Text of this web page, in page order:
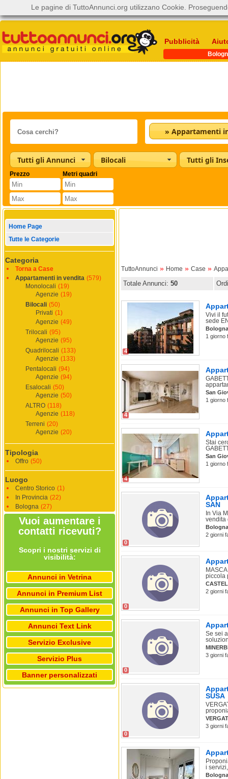
Pubblicità
Tutti gli Annunci Bilocali Tutti gli
Prezzo Metri quadri
Home Page
Tutte le Categorie
Categoria
Torna a Case
Appartamenti in vendita (579)
Monolocali (19)
Agenzie (19)
Bilocali (50)
Privati (1)
Agenzie (49)
Trilocali (95)
Agenzie (95)
Quadrilocali (133)
Agenzie (133)
Pentalocali (94)
Agenzie (94)
Esalocali (50)
Agenzie (50)
ALTRO (118)
Agenzie (118)
Terreni (20)
Agenzie (20)
Tipologia
Offro (50)
Luogo
Centro Storico (1)
In Provincia (22)
Bologna (27)
Vuoi aumentare i
contatti ricevuti?
Scopri i nostri servizi di
visibilità:
Annunci in Vetrina
Annunci in Premium List
Annunci in Top Gallery
Annunci Text Link
Servizio Exclusive
Servizio Plus
Banner personalizzati
TuttoAnnunci » Home » Case »
Totale Annunci: 50
4
Vivi il
sede
Bologna
1 giorno
4
San
1 giorno
4
Stai
San
1 giorno
0
SAN
In Via
vendita
Bologna
2 giorni
0
piccola
2 giorni
0
Se sei
3 giorni
0
SUSA
3 giorni
i
Bologna
Le pagine di TuttoAnnunci.org utilizzano Cookie.